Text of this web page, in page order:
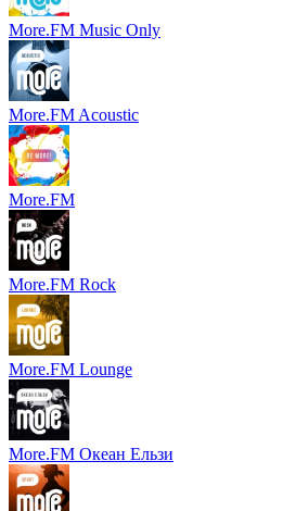
More.FM Music Only
More.FM Acoustic
More.FM
More.FM Rock
More.FM Lounge
More.FM Океан Ельзи